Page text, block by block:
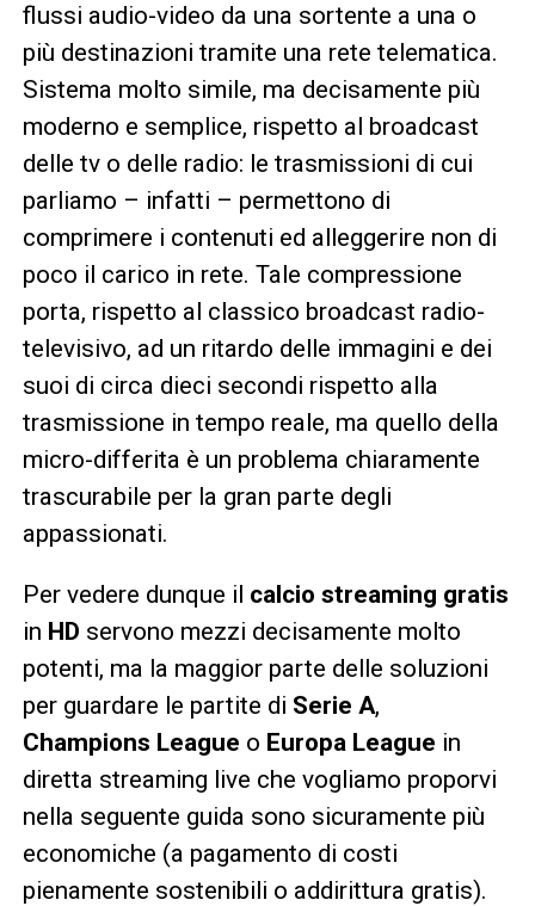
flussi audio-video da una sortente a una o
più destinazioni tramite una rete telematica.
Sistema molto simile, ma decisamente più
moderno e semplice, rispetto al broadcast
delle tv o delle radio: le trasmissioni di cui
parliamo – infatti – permettono di
comprimere i contenuti ed alleggerire non di
poco il carico in rete. Tale compressione
porta, rispetto al classico broadcast radio-
televisivo, ad un ritardo delle immagini e dei
suoi di circa dieci secondi rispetto alla
trasmissione in tempo reale, ma quello della
micro-differita è un problema chiaramente
trascurabile per la gran parte degli
appassionati.
Per vedere dunque il calcio streaming gratis
in HD servono mezzi decisamente molto
potenti, ma la maggior parte delle soluzioni
per guardare le partite di Serie A,
Champions League o Europa League in
diretta streaming live che vogliamo proporvi
nella seguente guida sono sicuramente più
economiche (a pagamento di costi
pienamente sostenibili o addirittura gratis).